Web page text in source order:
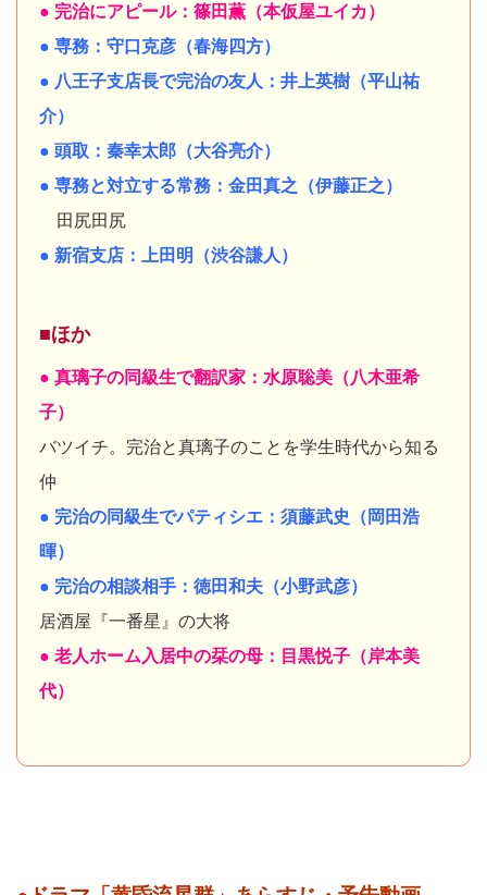
● 完治にアピール：篠田薫（本仮屋ユイカ）
● 専務：守口克彦（春海四方）
● 八王子支店長で完治の友人：井上英樹（平山祐
介）
● 頭取：秦幸太郎（大谷亮介）
● 専務と対立する常務：金田真之（伊藤正之）
田尻田尻
● 新宿支店：上田明（渋谷謙人）
■ほか
● 真璃子の同級生で翻訳家：水原聡美（八木亜希
子）
バツイチ。完治と真璃子のことを学生時代から知る
仲
● 完治の同級生でパティシエ：須藤武史（岡田浩
暉）
● 完治の相談相手：徳田和夫（小野武彦）
居酒屋『一番星』の大将
● 老人ホーム入居中の栞の母：目黒悦子（岸本美
代）